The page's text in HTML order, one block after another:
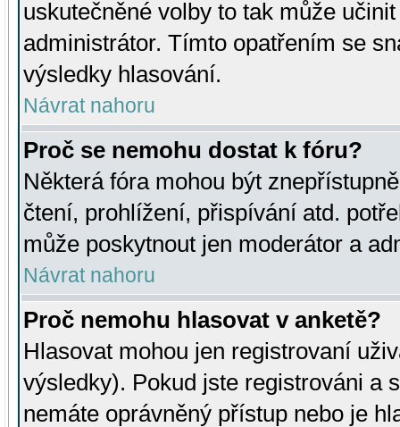
uskutečněné volby to tak může
administrátor. Tímto opatřením se
výsledky hlasování.
Návrat nahoru
Proč se nemohu dostat k fóru?
Některá fóra mohou být
čtení, prohlížení, přispívání atd.
může poskytnout jen moderátor a
Návrat nahoru
Proč nemohu hlasovat v anketě?
Hlasovat mohou jen registrovaní
výsledky). Pokud jste registrováni a
nemáte oprávněný přístup nebo je